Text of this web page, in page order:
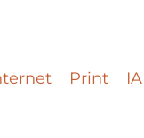
Print IA